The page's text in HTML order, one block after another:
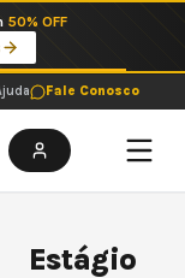
pix em parcela única
Fale Conosco